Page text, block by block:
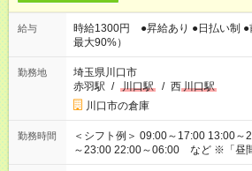
給与
時給1300円 ●昇給あり ●日払い制 ●
最大90%）
勤務地
埼玉県川口市
赤羽駅 / 川口駅 / 西川口駅
川口市の倉庫
勤務時間
＜シフト例＞ 09:00～17:00 13:00
～23:00 22:00～06:00 など ※「昼間だけ」「夜勤だけ」など
の希望OK